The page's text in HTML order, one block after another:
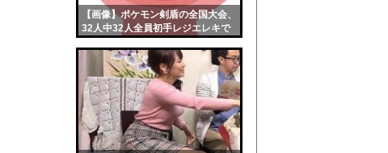
【画像】ポケモン剣盾の全国大会、
32人中32人全員初手レジエレキで